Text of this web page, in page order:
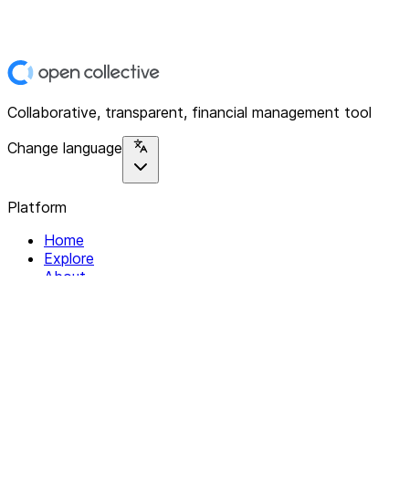
Collaborative, transparent, financial management tool
Change language
Platform
Home
Explore
About